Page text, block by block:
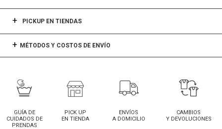
PICKUP EN TIENDAS
MÉTODOS Y COSTOS DE ENVÍO
GUÍA DE
CUIDADOS DE
PRENDAS
PICK UP
EN TIENDA
ENVÍOS
A DOMICILIO
CAMBIOS
Y DEVOLUCIONES